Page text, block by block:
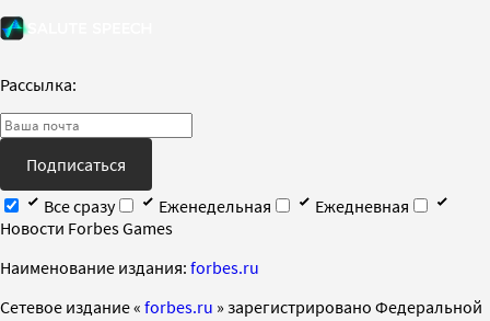
Рассылка:
Подписаться
Все сразу
Еженедельная
Ежедневная
Новости Forbes Games
Наименование издания: forbes.ru
Cетевое издание « forbes.ru » зарегистрировано Федеральной